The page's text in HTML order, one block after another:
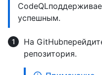
успешным.
На
репозитория.